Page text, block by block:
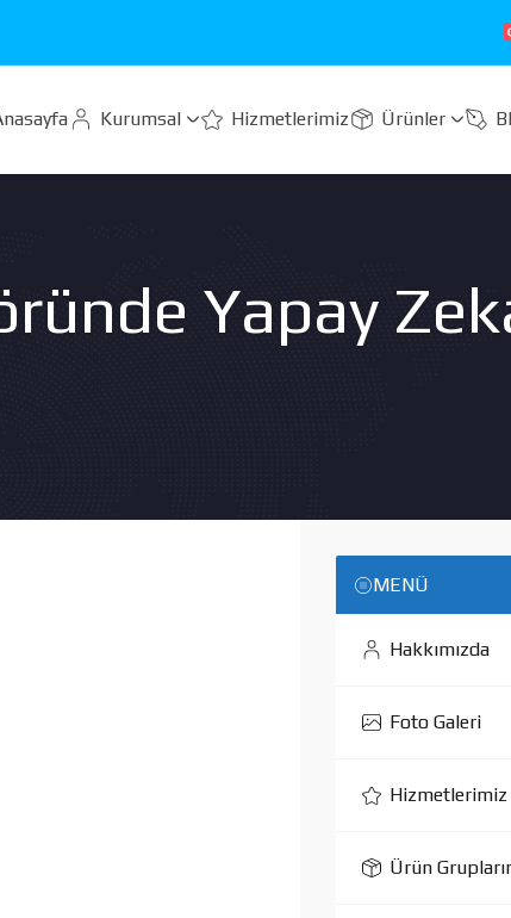
Kurumsal Hizmetlerimiz Ürünler
Yapay
MENÜ
Hakkımızda
Foto Galeri
Hizmetlerimiz
Ürün